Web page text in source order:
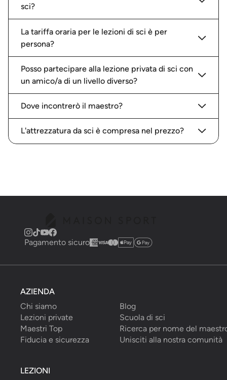
sci?
La tariffa oraria per le lezioni di sci è per
persona?
Posso partecipare alla lezione privata di sci con
un amico/a di un livello diverso?
Dove incontrerò il maestro?
L'attrezzatura da sci è compresa nel prezzo?
Pagamento sicuro
AZIENDA
Chi siamo
Blog
Lezioni private
Scuola di sci
Maestri Top
Ricerca per nome del
Fiducia e sicurezza
Unisciti alla nostra comunità
LEZIONI